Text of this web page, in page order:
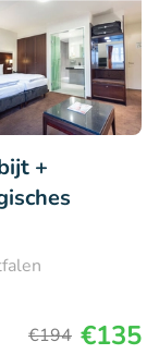
+
€194 €135